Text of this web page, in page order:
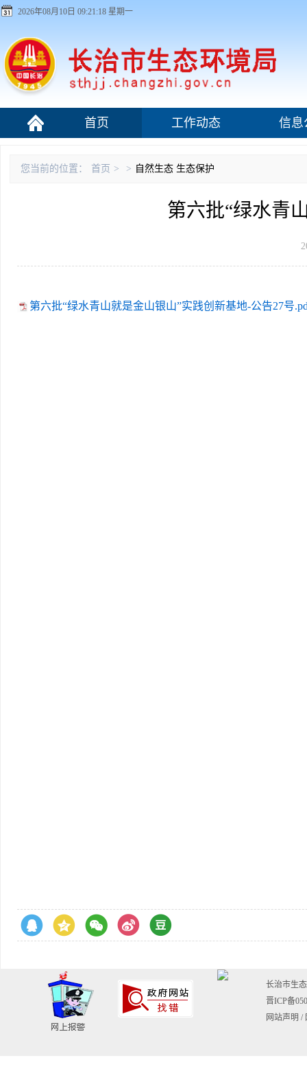
2026年08月10日 09:21:18 星期一
首页 工作动态 信息
您当前的位置： 首页 > 自然生态
> 生态保护
第六批“绿水青
第六批“绿水青山就是金山银山”实践创新基地-公告27号
长治市生
晋ICP备
网站声明 /